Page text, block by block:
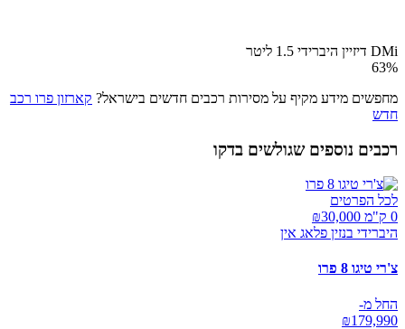
DMi דיזיין היברידי 1.5 ליטר
63%
מחפשים מידע מקיף על מסירות רכבים חדשים בישראל? קארזון פרו רכב
חדש
רכבים נוספים שגולשים בדקו
לכל הפרטים
0 ק"מ ₪
30,000
היברידי בנזין פלאג אין
צ'רי טיגו 8 פרו
החל מ-
₪179,990